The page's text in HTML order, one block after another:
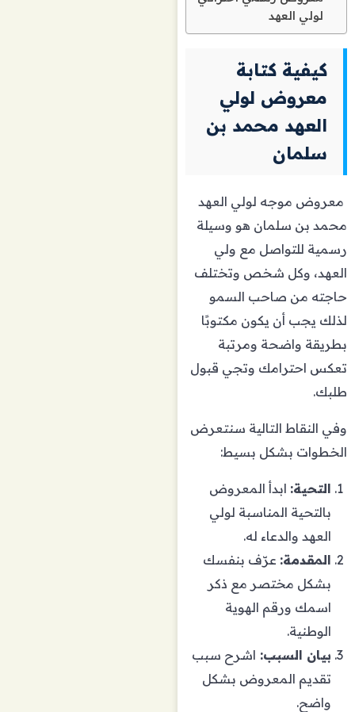
لولي العهد
كيفية كتابة
معروض لولي
العهد محمد بن
سلمان
معروض موجه لولي العهد
محمد بن سلمان هو وسيلة
رسمية للتواصل مع ولي
العهد، وكل شخص وتختلف
حاجته من صاحب السمو
لذلك يجب أن يكون مكتوبًا
بطريقة واضحة ومرتبة
تعكس احترامك وتجي قبول
طلبك.
وفي النقاط التالية سنتعرض
الخطوات بشكل بسيط:
التحية: ابدأ المعروض
بالتحية المناسبة لولي
العهد والدعاء له.
المقدمة: عرّف بنفسك
بشكل مختصر مع ذكر
اسمك ورقم الهوية
الوطنية.
بيان السبب: اشرح سبب
تقديم المعروض بشكل
واضح.